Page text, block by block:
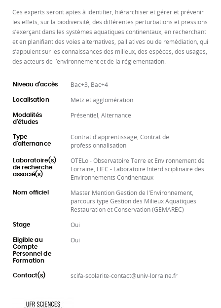
Ces experts seront aptes à identifier, hiérarchiser et gérer et prévenir
les effets, sur la biodiversité, des différentes perturbations et pressions
s’exerçant dans les systèmes aquatiques continentaux, en recherchant
et en planifiant des voies alternatives, palliatives ou de remédiation, qui
s’appuient sur les connaissances des milieux, des espèces, des usages,
des acteurs de l’environnement et de la réglementation.
Niveau d'accès Bac+3, Bac+4
Localisation Metz et agglomération
Modalités
d'études
Présentiel, Alternance
Type
d'alternance
Contrat d'apprentissage, Contrat de
professionnalisation
Laboratoire(s)
de recherche
associé(s)
OTELo - Observatoire Terre et Environnement de
Lorraine, LIEC - Laboratoire Interdisciplinaire des
Environnements Continentaux
Nom officiel
Master Mention Gestion de l'Environnement,
parcours type Gestion des Milieux Aquatiques
Restauration et Conservation (GEMAREC)
Stage Oui
Eligible au
Compte
Personnel de
Formation
Oui
Contact(s) scifa-scolarite-contact@univ-lorraine.fr